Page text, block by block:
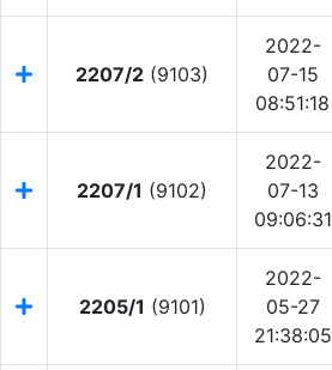
2207/2 (9103)
2022-
07-15
08:51:18
2207/1 (9102)
2022-
07-13
09:06:31
2205/1 (9101)
2022-
05-27
21:38:05